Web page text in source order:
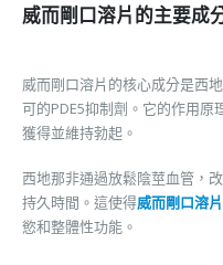
威而剛口溶片的主要成
威而剛口溶片的核心成分是西
可的PDE5抑制劑。它的作用
獲得並維持勃起。
西地那非通過放鬆陰莖血管，
持久時間。這使得威而剛口溶片
慾和整體性功能。